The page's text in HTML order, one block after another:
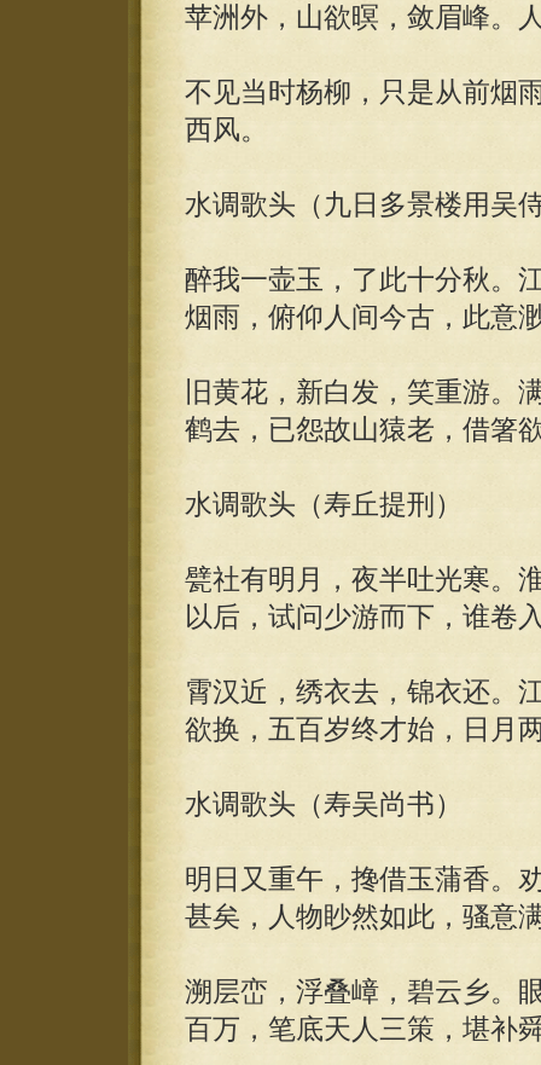
苹洲外，山欲暝，敛眉峰。
不见当时杨柳，只是从前烟
西风。
水调歌头（九日多景楼用吴
醉我一壶玉，了此十分秋。
烟雨，俯仰人间今古，此意
旧黄花，新白发，笑重游。
鹤去，已怨故山猿老，借箸
水调歌头（寿丘提刑）
甓社有明月，夜半吐光寒。
以后，试问少游而下，谁卷
霄汉近，绣衣去，锦衣还。
欲换，五百岁终才始，日月
水调歌头（寿吴尚书）
明日又重午，搀借玉蒲香。
甚矣，人物眇然如此，骚意
溯层峦，浮叠嶂，碧云乡。
百万，笔底天人三策，堪补